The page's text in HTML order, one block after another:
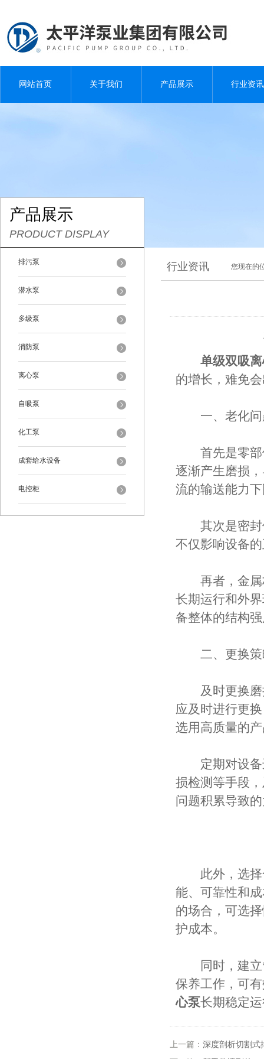
网站首页 关于我们 产品展示 行业资讯
产品展示
PRODUCT DISPLAY
排污泵
潜水泵
多级泵
消防泵
离心泵
自吸泵
化工泵
成套给水设备
电控柜
行业资讯 您现在的
单级双吸
的增长，难免
一、老化问
首先是零部件
逐渐产生磨损
流的输送能力
其次是密封件
不仅影响设备
再者，金属材
长期运行和外
备整体的结构
二、更换策
及时更换磨损
应及时进行更
选用高质量的
定期对设备进
损检测等手段
问题积累导致
此外，选择
能、可靠性和
的场合，可选
护成本。
同时，建立*
保养工作，可
心泵长期稳定
上一篇： 深度剖析切割式